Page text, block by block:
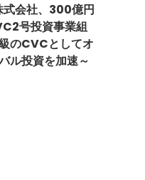
会社、300億円
号投資事業組
のCVCとしてオ
ル投資を加速～